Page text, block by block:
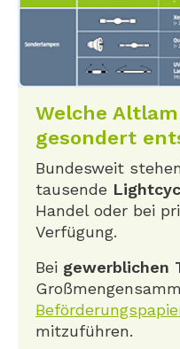
Welche
gesondert
Bundesweit
tausende
Handel oder bei
Verfügung.
Bei gewerblichen
mitzuführen.